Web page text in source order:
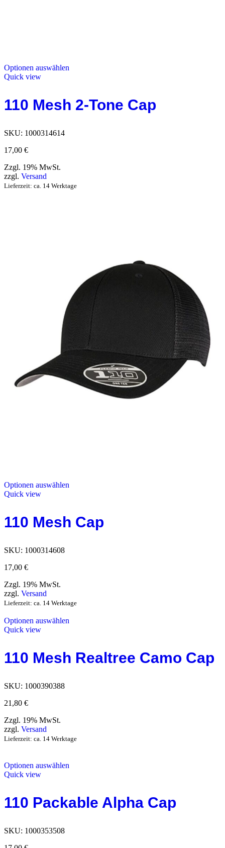
Optionen auswählen
Quick view
110 Mesh 2-Tone Cap
SKU: 1000314614
17,00 €
Zzgl. 19% MwSt.
zzgl. Versand
Lieferzeit: ca. 14 Werktage
Optionen auswählen
Quick view
110 Mesh Cap
SKU: 1000314608
17,00 €
Zzgl. 19% MwSt.
zzgl. Versand
Lieferzeit: ca. 14 Werktage
Optionen auswählen
Quick view
110 Mesh Realtree Camo Cap
SKU: 1000390388
21,80 €
Zzgl. 19% MwSt.
zzgl. Versand
Lieferzeit: ca. 14 Werktage
Optionen auswählen
Quick view
110 Packable Alpha Cap
SKU: 1000353508